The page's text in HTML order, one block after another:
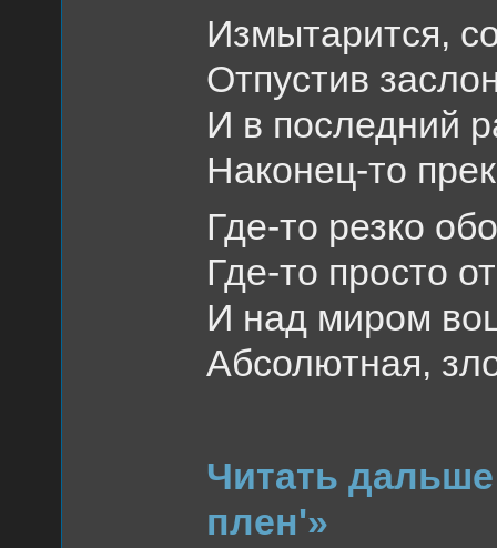
Измытарится,
Отпустив
И в последний
Наконец-то
Где-то резко
Где-то просто
И над миром
Абсолютная,
Читать
плен'»